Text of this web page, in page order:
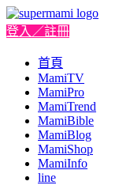
登入／註冊
首頁
MamiTV
MamiPro
MamiTrend
MamiBible
MamiBlog
MamiShop
MamiInfo
line